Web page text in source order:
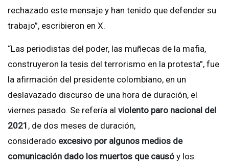
rechazado este mensaje y han tenido que defender su
trabajo”, escribieron en X.
“Las periodistas del poder, las muñecas de la mafia,
construyeron la tesis del terrorismo en la protesta”, fue
la afirmación del presidente colombiano, en un
deslavazado discurso de una hora de duración, el
viernes pasado. Se refería al violento paro nacional del
2021 , de dos meses de duración,
considerado excesivo por algunos medios de
comunicación dado los muertos que causó y los